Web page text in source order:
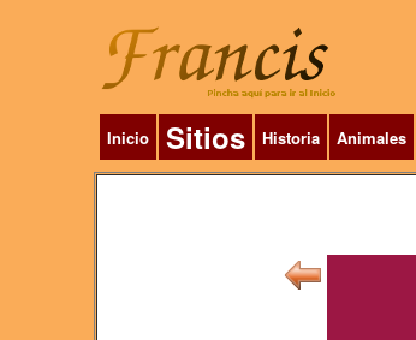
Inicio Sitios Historia Animales